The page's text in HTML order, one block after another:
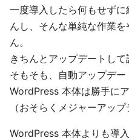
一度導入したら何もせず
んし、そんな単純な作業
ん。
きちんとアップデートして
そもそも、自動アップデー
WordPress 本体は勝手に
（おそらくメジャーアッ
WordPress 本体よりも導